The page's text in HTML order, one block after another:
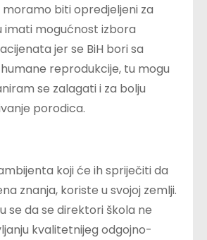
biti opredjeljeni za
mogućnost izbora
jer se BiH bori sa
reprodukcije, tu mogu
se zalagati i za bolju
porodica.
koji će ih spriječiti da
znanja, koriste u svojoj zemlji.
se da se direktori škola ne
kvalitetnijeg odgojno-